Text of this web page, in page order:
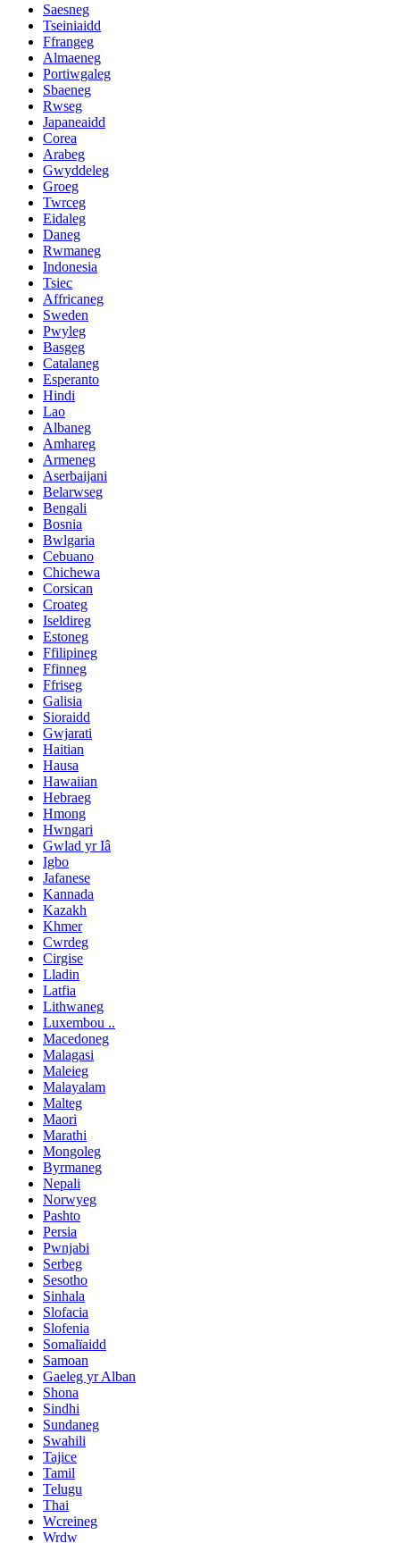
Saesneg
Tseiniaidd
Ffrangeg
Almaeneg
Portiwgaleg
Sbaeneg
Rwseg
Japaneaidd
Corea
Arabeg
Gwyddeleg
Groeg
Twrceg
Eidaleg
Daneg
Rwmaneg
Indonesia
Tsiec
Affricaneg
Sweden
Pwyleg
Basgeg
Catalaneg
Esperanto
Hindi
Lao
Albaneg
Amhareg
Armeneg
Aserbaijani
Belarwseg
Bengali
Bosnia
Bwlgaria
Cebuano
Chichewa
Corsican
Croateg
Iseldireg
Estoneg
Ffilipineg
Ffinneg
Ffriseg
Galisia
Sioraidd
Gwjarati
Haitian
Hausa
Hawaiian
Hebraeg
Hmong
Hwngari
Gwlad yr Iâ
Igbo
Jafanese
Kannada
Kazakh
Khmer
Cwrdeg
Cirgise
Lladin
Latfia
Lithwaneg
Luxembou ..
Macedoneg
Malagasi
Maleieg
Malayalam
Malteg
Maori
Marathi
Mongoleg
Byrmaneg
Nepali
Norwyeg
Pashto
Persia
Pwnjabi
Serbeg
Sesotho
Sinhala
Slofacia
Slofenia
Somalïaidd
Samoan
Gaeleg yr Alban
Shona
Sindhi
Sundaneg
Swahili
Tajice
Tamil
Telugu
Thai
Wcreineg
Wrdw